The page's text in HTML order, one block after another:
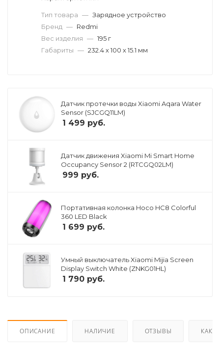
Тип товара — Зарядное устройство
Бренд — Redmi
Вес изделия — 195 г
Габариты — 232.4 х 100 х 15.1 мм
Датчик протечки воды Xiaomi Aqara Water
Sensor (SJCGQ11LM)
1 499 руб.
Датчик движения Xiaomi Mi Smart Home
Occupancy Sensor 2 (RTCGQ02LM)
999 руб.
Портативная колонка Hoco HC8 Colorful
360 LED Black
1 699 руб.
Умный выключатель Xiaomi Mijia Screen
Display Switch White (ZNKG01HL)
1 790 руб.
ОПИСАНИЕ НАЛИЧИЕ ОТЗЫВЫ КАК